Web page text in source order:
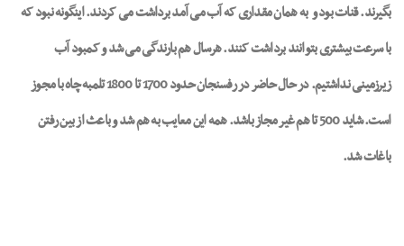
بگیرند. قنات بود وبه همان مقداری که آب می آمد برداشت می کردند. اینگونه نبود که
با سرعت بیشتری بتوانند برداشت کنند. هرسال هم بارندگی می شد و کمبود آب
زیرزمینی نداشتیم. در حال حاضر در رفسنجان حدود 1700 تا 1800 تلمبه چاه با مجوز
است. شاید 500 تا هم غیر مجاز باشد. همه این معایب به هم شد و باعث از بین رفتن
باغات شد.